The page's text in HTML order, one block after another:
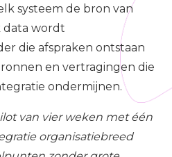
systeem de bron van
data wordt
die afspraken ontstaan
en vertragingen die
ondermijnen.
van vier weken met één
organisatiebreed